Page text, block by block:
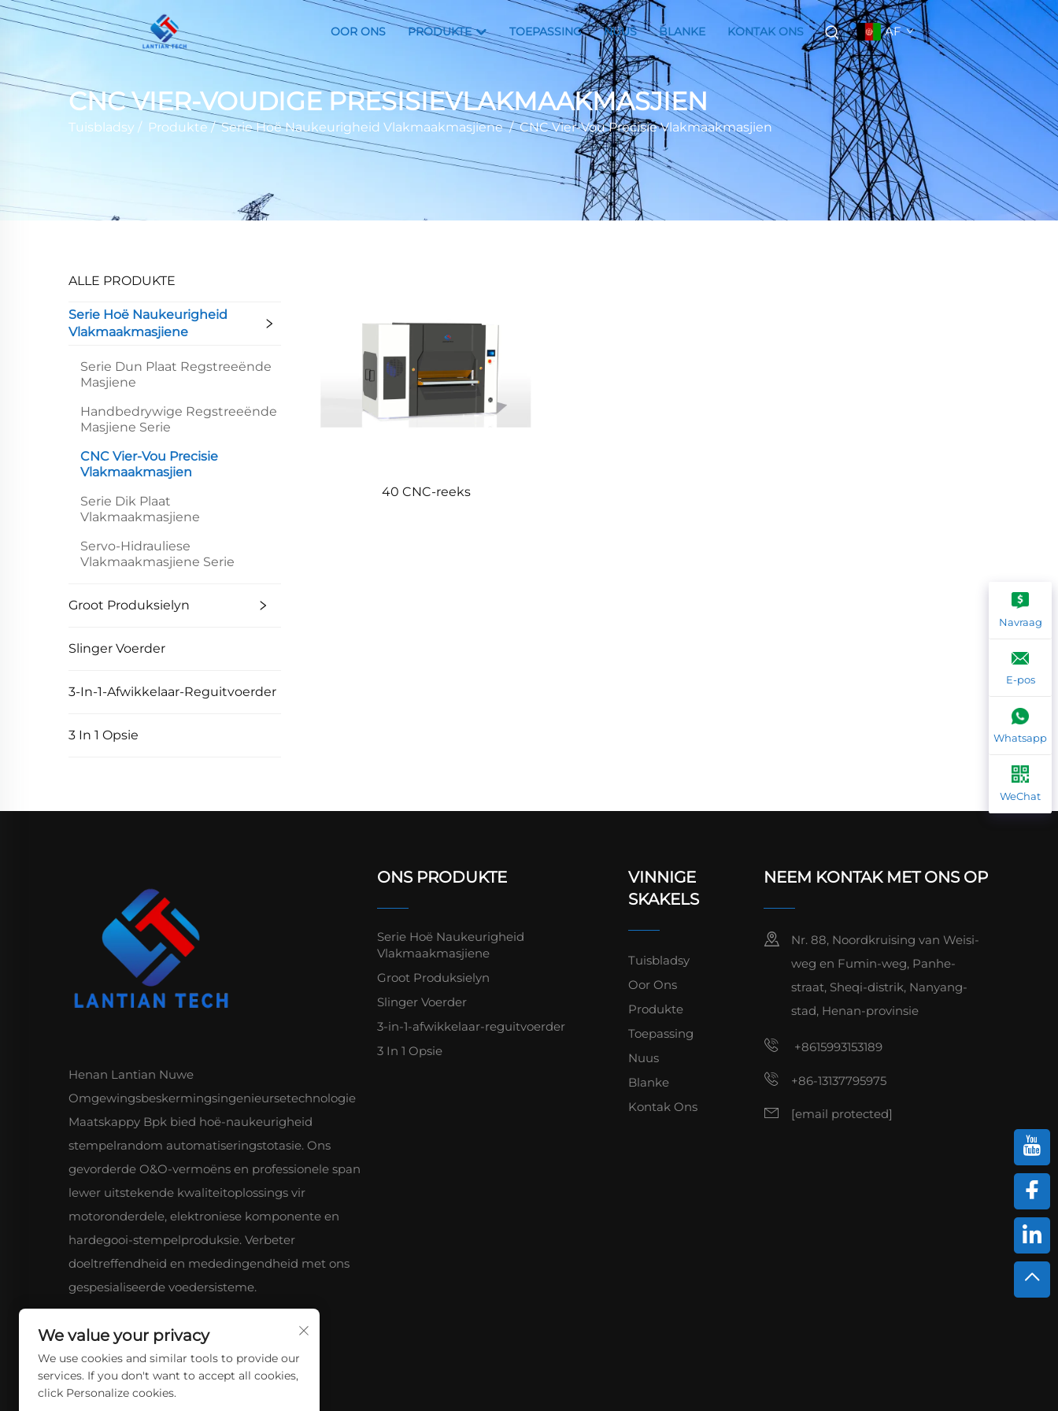
OOR ONS PRODUKTE TOEPASSING NUUS BLANKE KONTAK ONS AF
CNC VIER-VOUDIGE PRESISIEVLAKMAAKMASJIEN
Tuisbladsy / Produkte/Serie Hoë Naukeurigheid Vlakmaakmasjiene/CNC Vier-Vou Precisie Vlakmaakmasjien
ALLE PRODUKTE
Serie Hoë Naukeurigheid
Vlakmaakmasjiene
Serie Dun Plaat Regstreeënde
Masjiene
Handbedrywige Regstreeënde
Masjiene Serie
CNC Vier-Vou Precisie
Vlakmaakmasjien
Serie Dik Plaat
Vlakmaakmasjiene
Servo-Hidrauliese
Vlakmaakmasjiene Serie
Groot Produksielyn
Slinger Voerder
3-In-1-Afwikkelaar-Reguitvoerder
3 In 1 Opsie
40 CNC-reeks
Navraag
E-pos
Whatsapp
WeChat
Henan Lantian Nuwe
Omgewingsbeskermingsingenieursetechnologie
Maatskappy Bpk bied hoë-naukeurigheid
stempelrandom automatiseringstotasie. Ons
gevorderde O&O-vermoëns en professionele span
lewer uitstekende kwaliteitoplossings vir
motoronderdele, elektroniese komponente en
hardegooi-stempelproduksie. Verbeter
doeltreffendheid en mededingendheid met ons
gespesialiseerde voedersisteme.
ONS PRODUKTE
Serie Hoë Naukeurigheid
Vlakmaakmasjiene
Groot Produksielyn
Slinger Voerder
3-in-1-afwikkelaar-reguitvoerder
3 In 1 Opsie
VINNIGE
SKAKELS
Tuisbladsy
Oor Ons
Produkte
Toepassing
Nuus
Blanke
Kontak Ons
NEEM KONTAK MET ONS OP
Nr. 88, Noordkruising van Weisi-
weg en Fumin-weg, Panhe-
straat, Sheqi-distrik, Nanyang-
stad, Henan-provinsie
+8615993153189
+86-13137795975
[email protected]
We value your privacy
We use cookies and similar tools to provide our
services. If you don't want to accept all cookies,
click Personalize cookies.